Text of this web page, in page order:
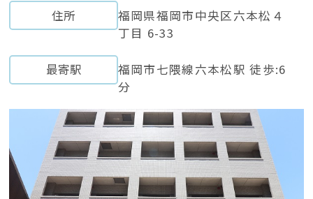
住所
福岡県福岡市中央区六本松４
丁目 6-33
最寄駅
福岡市七隈線六本松駅 徒歩:6
分